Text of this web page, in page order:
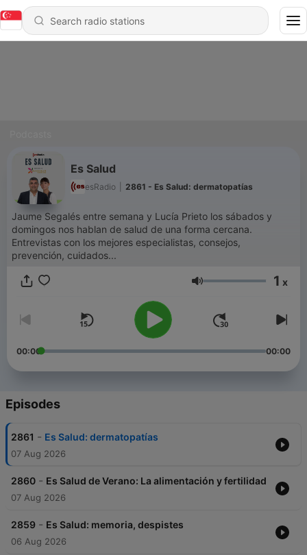
Es Salud
esRadio 2861 - Es Salud: dermatopatías
Jaume Segalés entre semana y Lucía Prieto los sábados y
domingos nos hablan de salud de una forma cercana.
Entrevistas con los mejores especialistas, consejos,
prevención, cuidados...
Volume 1 x
00:00 00:00
Episodes
2861 - Es Salud: dermatopatías
07 Aug 2026
2860 - Es Salud de Verano: La alimentación y fertilidad
07 Aug 2026
2859 - Es Salud: memoria, despistes
06 Aug 2026